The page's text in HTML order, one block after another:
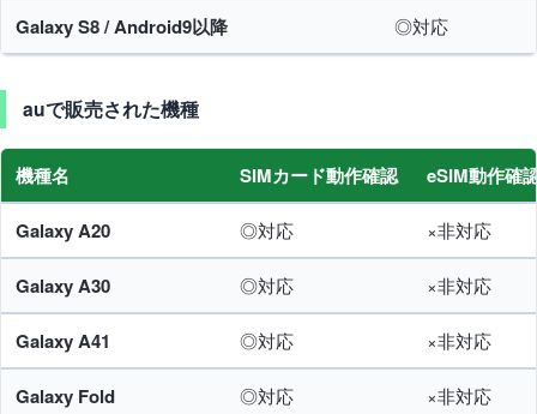
Galaxy S8 / Android9以降 ◎対応
auで販売された機種
機種名 SIMカード動作確認 eSIM動作確
Galaxy A20 ◎対応 ×非対応
Galaxy A30 ◎対応 ×非対応
Galaxy A41 ◎対応 ×非対応
Galaxy Fold ◎対応 ×非対応